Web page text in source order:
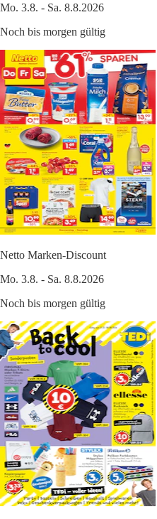
Mo. 3.8. - Sa. 8.8.2026
Noch bis morgen gültig
Netto Marken-Discount
Mo. 3.8. - Sa. 8.8.2026
Noch bis morgen gültig